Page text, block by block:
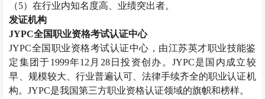
（5）在行业内知名度高、业绩突出者。
发证机构
JYPC全国职业资格考试认证中心
JYPC全国职业资格考试认证中心，由江苏英才职业技能鉴
定集团于1999年12 月 28日投资创办。 JYPC是国内成立较
早、规模较大、行业普遍认可、法律手续齐全的职业认证机
构。JYPC是我国第三方职业资格认证领域的旗帜和榜样。